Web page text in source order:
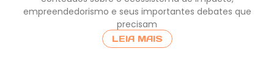
empreendedorismo e seus importantes debates que
precisam
LEIA MAIS